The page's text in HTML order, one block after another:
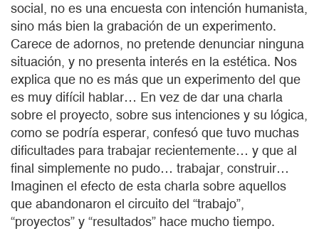
social, no es una encuesta con intención humanista,
sino más bien la grabación de un experimento.
Carece de adornos, no pretende denunciar ninguna
situación, y no presenta interés en la estética. Nos
explica que no es más que un experimento del que
es muy difícil hablar… En vez de dar una charla
sobre el proyecto, sobre sus intenciones y su lógica,
como se podría esperar, confesó que tuvo muchas
dificultades para trabajar recientemente… y que al
final simplemente no pudo… trabajar, construir…
Imaginen el efecto de esta charla sobre aquellos
que abandonaron el circuito del “trabajo”,
“proyectos” y “resultados” hace mucho tiempo.